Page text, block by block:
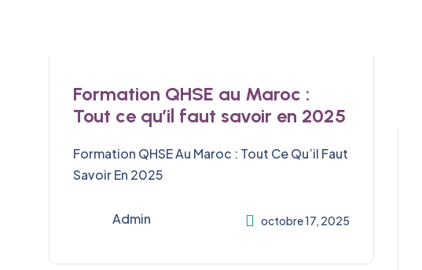
Formation QHSE au Maroc :
Tout ce qu’il faut savoir en 2025
Formation QHSE Au Maroc : Tout Ce Qu’il Faut
Savoir En 2025
Admin octobre 17, 2025